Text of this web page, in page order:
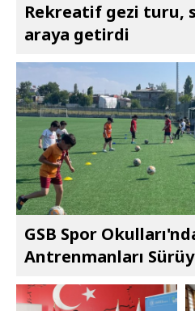
Rekreatif gezi turu,
araya getirdi
GSB Spor
Antrenmanları